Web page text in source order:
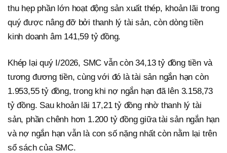
thu hẹp phần lớn hoạt động sản xuất thép, khoản lãi trong
quý được nâng đỡ bởi thanh lý tài sản, còn dòng tiền
kinh doanh âm 141,59 tỷ đồng.
Khép lại quý I/2026, SMC vẫn còn 34,13 tỷ đồng tiền và
tương đương tiền, cùng với đó là tài sản ngắn hạn còn
1.953,55 tỷ đồng, trong khi nợ ngắn hạn đã lên 3.158,73
tỷ đồng. Sau khoản lãi 17,21 tỷ đồng nhờ thanh lý tài
sản, phần chênh hơn 1.200 tỷ đồng giữa tài sản ngắn hạn
và nợ ngắn hạn vẫn là con số nặng nhất còn nằm lại trên
sổ sách của SMC.